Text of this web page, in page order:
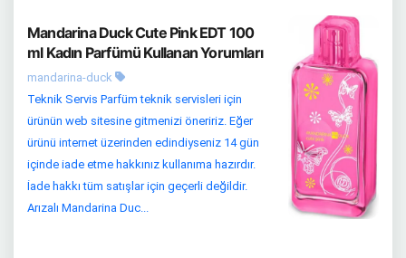
Mandarina Duck Cute Pink EDT 100
ml Kadın Parfümü Kullanan Yorumları
mandarina-duck
Teknik Servis Parfüm teknik servisleri için
ürünün web sitesine gitmenizi öneririz. Eğer
ürünü internet üzerinden edindiyseniz 14 gün
içinde iade etme hakkınız kullanıma hazırdır.
İade hakkı tüm satışlar için geçerli değildir.
Arızalı Mandarina Duc...